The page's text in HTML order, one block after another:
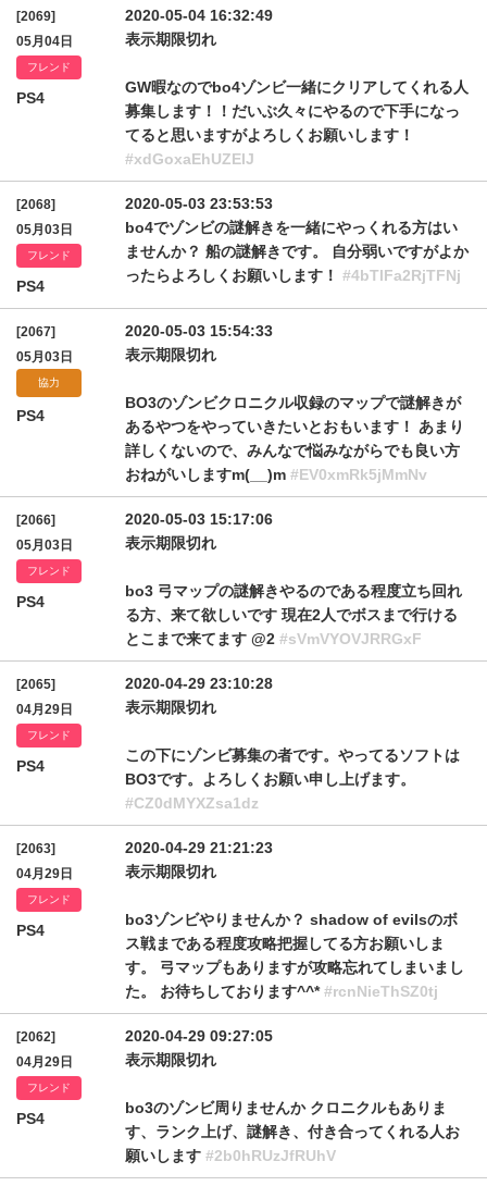
[2069]
05月04日
フレンド
PS4
2020-05-04 16:32:49
表示期限切れ
GW暇なのでbo4ゾンビ一緒にクリアしてくれる人
募集します！！だいぶ久々にやるので下手になっ
てると思いますがよろしくお願いします！
#xdGoxaEhUZElJ
[2068]
05月03日
フレンド
PS4
2020-05-03 23:53:53
bo4でゾンビの謎解きを一緒にやっくれる方はい
ませんか？ 船の謎解きです。 自分弱いですがよか
ったらよろしくお願いします！ #4bTlFa2RjTFNj
[2067]
05月03日
協力
PS4
2020-05-03 15:54:33
表示期限切れ
BO3のゾンビクロニクル収録のマップで謎解きが
あるやつをやっていきたいとおもいます！ あまり
詳しくないので、みんなで悩みながらでも良い方
おねがいしますm(__)m #EV0xmRk5jMmNv
[2066]
05月03日
フレンド
PS4
2020-05-03 15:17:06
表示期限切れ
bo3 弓マップの謎解きやるのである程度立ち回れ
る方、来て欲しいです 現在2人でボスまで行ける
とこまで来てます @2 #sVmVYOVJRRGxF
[2065]
04月29日
フレンド
PS4
2020-04-29 23:10:28
表示期限切れ
この下にゾンビ募集の者です。やってるソフトは
BO3です。よろしくお願い申し上げます。
#CZ0dMYXZsa1dz
[2063]
04月29日
フレンド
PS4
2020-04-29 21:21:23
表示期限切れ
bo3ゾンビやりませんか？ shadow of evilsのボ
ス戦まである程度攻略把握してる方お願いしま
す。 弓マップもありますが攻略忘れてしまいまし
た。 お待ちしております^^*#rcnNieThSZ0tj
[2062]
04月29日
フレンド
PS4
2020-04-29 09:27:05
表示期限切れ
bo3のゾンビ周りませんか クロニクルもありま
す、ランク上げ、謎解き、付き合ってくれる人お
願いします #2b0hRUzJfRUhV